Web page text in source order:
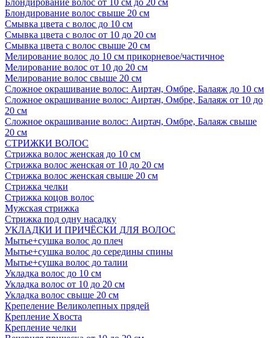
Блондирование волос от 10 см до 20 см
Блондирование волос свыше 20 см
Смывка цвета с волос до 10 см
Смывка цвета с волос от 10 до 20 см
Смывка цвета с волос свыше 20 см
Мелирование волос до 10 см прикорневое/частичное
Мелирование волос от 10 до 20 см
Мелирование волос свыше 20 см
Сложное окрашивание волос: Аиртач, Омбре, Балаяж до 10 см
Сложное окрашивание волос: Аиртач, Омбре, Балаяж от 10 до
20 см
Сложное окрашивание волос: Аиртач, Омбре, Балаяж свыше
20 см
СТРИЖКИ ВОЛОС
Стрижка волос женская до 10 см
Стрижка волос женская от 10 до 20 см
Стрижка волос женская свыше 20 см
Стрижка челки
Стрижка коцов волос
Мужская стрижка
Стрижка под одну насадку
УКЛАДКИ И ПРИЧЁСКИ ДЛЯ ВОЛОС
Мытье+сушка волос до плеч
Мытье+сушка волос до середины спины
Мытье+сушка волос до талии
Укладка волос до 10 см
Укладка волос от 10 до 20 см
Укладка волос свыше 20 см
Крепеление Великолепных прядей
Крепление Хвоста
Крепление челки